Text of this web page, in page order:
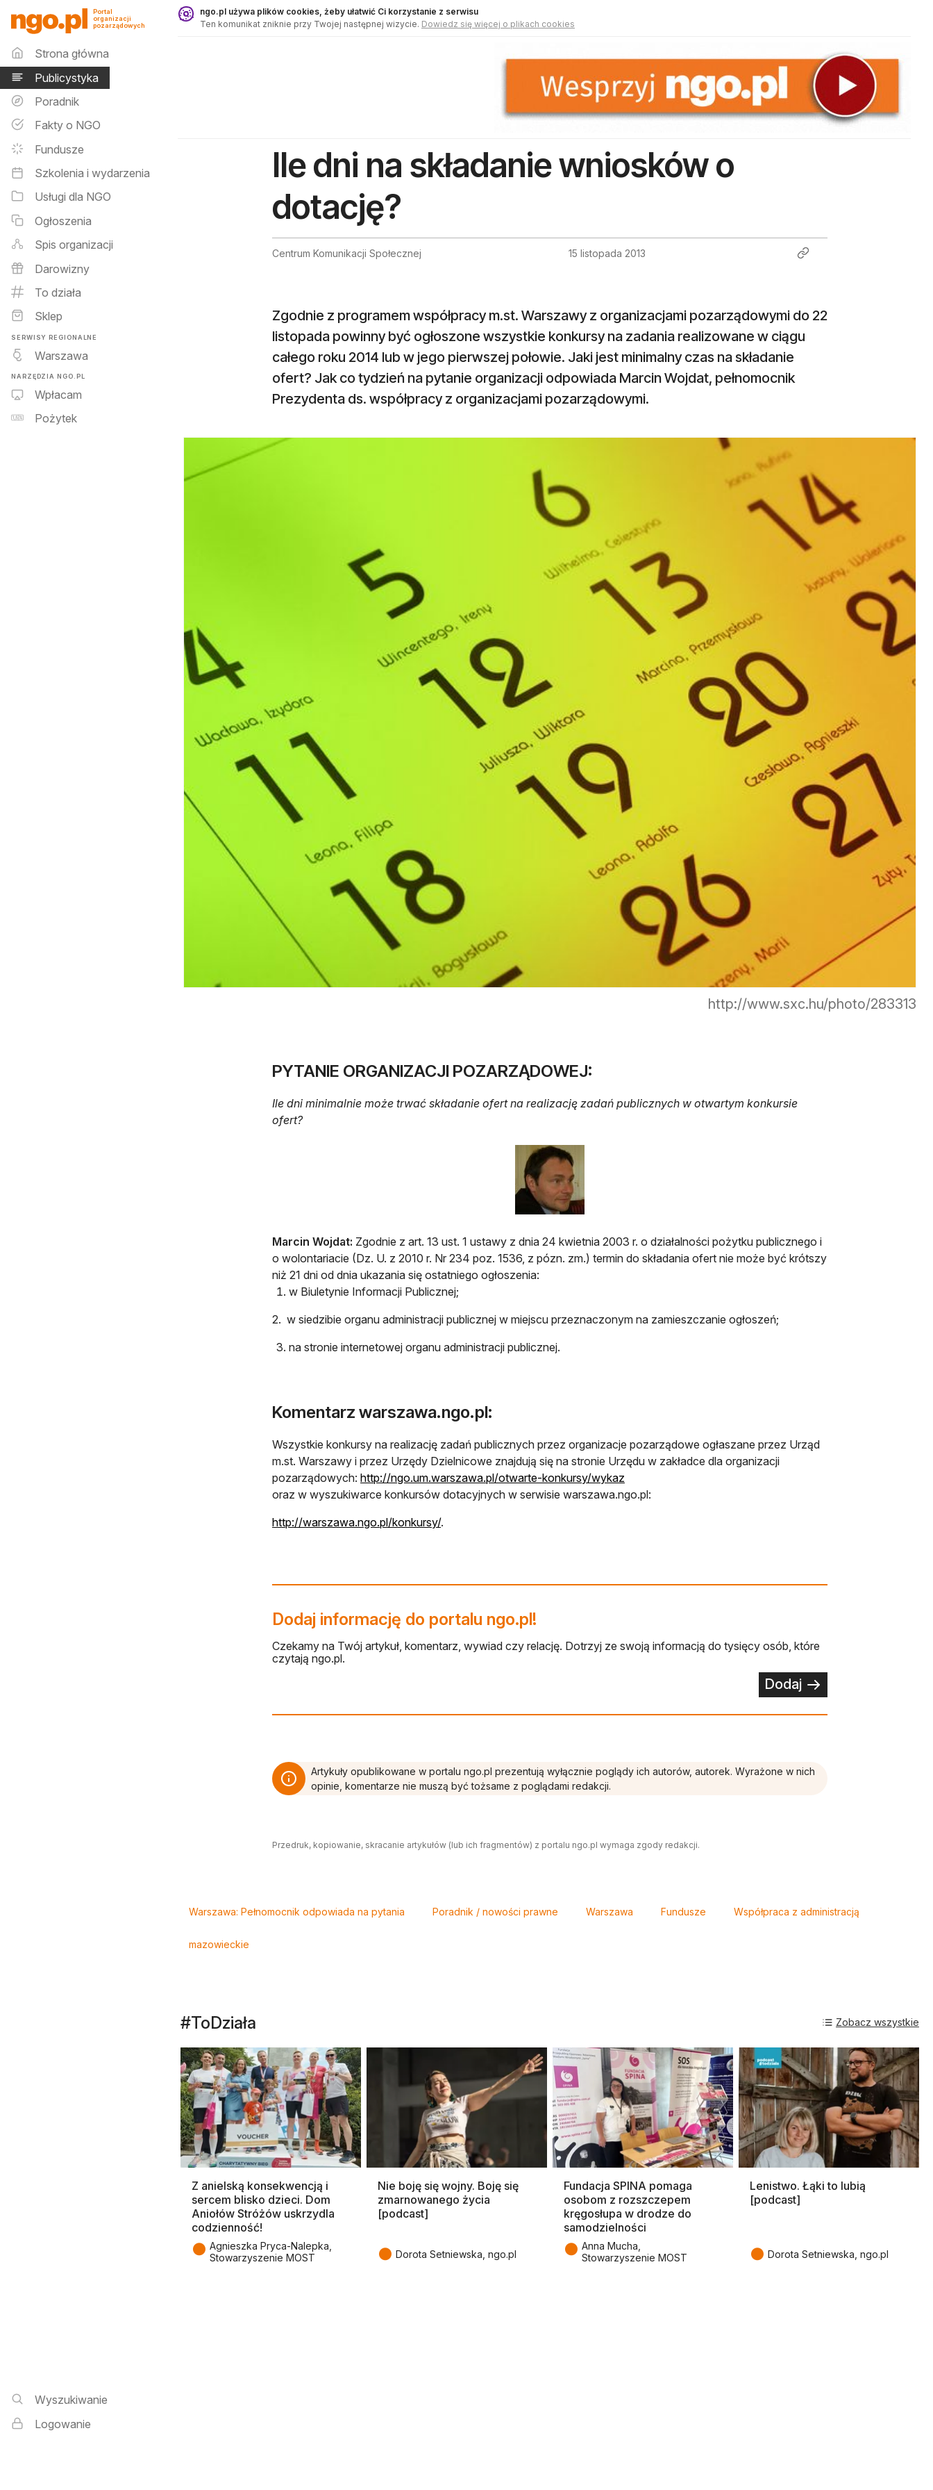
Publicystyka - ngo.pl
Portal
organizacji
pozarządowych
Menu główne
Strona główna
Publicystyka
Poradnik
Fakty o NGO
Fundusze
Szkolenia i wydarzenia
Usługi dla NGO
Ogłoszenia
Spis organizacji
Darowizny
To działa
Sklep
SERWISY REGIONALNE
Warszawa
NARZĘDZIA NGO.PL
Wpłacam
Pożytek
Wyszukiwarka i logowanie
Wyszukiwanie
Logowanie
ngo.pl używa plików cookies, żeby ułatwić Ci korzystanie z serwisu
Ten komunikat zniknie przy Twojej następnej wizycie. Dowiedz się więcej o plikach cookies
Ile dni na składanie wniosków o
dotację?
Centrum Komunikacji Społecznej 15 listopada 2013
Zgodnie z programem współpracy m.st. Warszawy z organizacjami pozarządowymi do 22
listopada powinny być ogłoszone wszystkie konkursy na zadania realizowane w ciągu
całego roku 2014 lub w jego pierwszej połowie. Jaki jest minimalny czas na składanie
ofert? Jak co tydzień na pytanie organizacji odpowiada Marcin Wojdat, pełnomocnik
Prezydenta ds. współpracy z organizacjami pozarządowymi.
http://www.sxc.hu/photo/283313
PYTANIE ORGANIZACJI POZARZĄDOWEJ:
Ile dni minimalnie może trwać składanie ofert na realizację zadań publicznych w otwartym konkursie
ofert?
Marcin Wojdat: Zgodnie z art. 13 ust. 1 ustawy z dnia 24 kwietnia 2003 r. o działalności pożytku publicznego i
o wolontariacie (Dz. U. z 2010 r. Nr 234 poz. 1536, z pózn. zm.) termin do składania ofert nie może być krótszy
niż 21 dni od dnia ukazania się ostatniego ogłoszenia:
w Biuletynie Informacji Publicznej;
2. w siedzibie organu administracji publicznej w miejscu przeznaczonym na zamieszczanie ogłoszeń;
na stronie internetowej organu administracji publicznej.
Komentarz warszawa.ngo.pl:
Wszystkie konkursy na realizację zadań publicznych przez organizacje pozarządowe ogłaszane przez Urząd
m.st. Warszawy i przez Urzędy Dzielnicowe znajdują się na stronie Urzędu w zakładce dla organizacji
pozarządowych: http://ngo.um.warszawa.pl/otwarte-konkursy/wykaz
oraz w wyszukiwarce konkursów dotacyjnych w serwisie warszawa.ngo.pl:
http://warszawa.ngo.pl/konkursy/.
Dodaj informację do portalu ngo.pl!
Czekamy na Twój artykuł, komentarz, wywiad czy relację. Dotrzyj ze swoją informacją do tysięcy osób, które
czytają ngo.pl.
Dodaj
Artykuły opublikowane w portalu ngo.pl prezentują wyłącznie poglądy ich autorów, autorek. Wyrażone w nich
opinie, komentarze nie muszą być tożsame z poglądami redakcji.
Przedruk, kopiowanie, skracanie artykułów (lub ich fragmentów) z portalu ngo.pl wymaga zgody redakcji.
Warszawa: Pełnomocnik odpowiada na pytania Poradnik / nowości prawne Warszawa Fundusze Współpraca z administracją
mazowieckie
#ToDziała
Z anielską konsekwencją i
sercem blisko dzieci. Dom
Aniołów Stróżów uskrzydla
codzienność!
● Agnieszka Pryca-Nalepka,
Stowarzyszenie MOST
Nie boję się wojny. Boję się
zmarnowanego życia
[podcast]
● Dorota Setniewska, ngo.pl
Fundacja SPINA pomaga
osobom z rozszczepem
kręgosłupa w drodze do
samodzielności
● Anna Mucha,
Stowarzyszenie MOST
Lenistwo. Łąki to lubią
[podcast]
● Dorota Setniewska, ngo.pl
Zobacz wszystkie